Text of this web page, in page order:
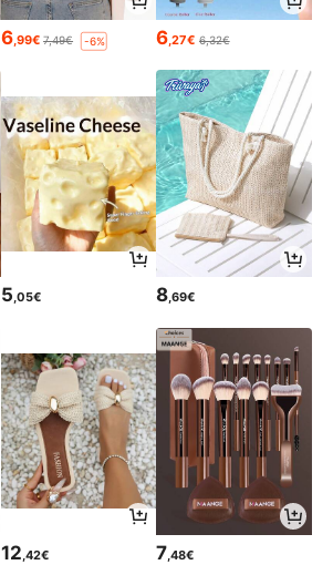
6,99€ 7,49€ -6% 6,27€ 6,32€
5,05€ 8,69€
12 ,42€ 7 ,48€